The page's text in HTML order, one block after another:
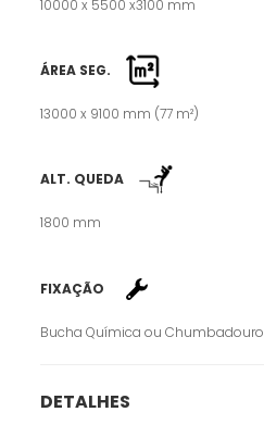
10000 x 5500 x3100 mm
ÁREA SEG.
13000 x 9100 mm (77 m²)
ALT. QUEDA
1800 mm
FIXAÇÃO
Bucha Química ou Chumbadouro
DETALHES